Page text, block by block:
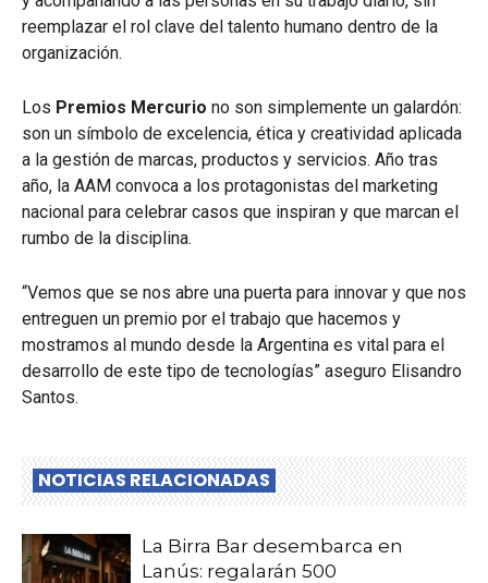
reemplazar el rol clave del talento humano dentro de la
organización.
Los Premios Mercurio no son simplemente un galardón:
son un símbolo de excelencia, ética y creatividad aplicada
a la gestión de marcas, productos y servicios. Año tras
año, la AAM convoca a los protagonistas del marketing
nacional para celebrar casos que inspiran y que marcan el
rumbo de la disciplina.
“Vemos que se nos abre una puerta para innovar y que nos
entreguen un premio por el trabajo que hacemos y
mostramos al mundo desde la Argentina es vital para el
desarrollo de este tipo de tecnologías” aseguro Elisandro
Santos.
NOTICIAS RELACIONADAS
La Birra Bar desembarca en
Lanús: regalarán 500